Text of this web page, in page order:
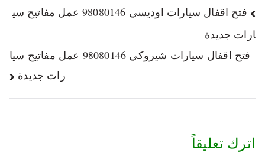
فتح اقفال سيارات اوديسي 98080146‬ عمل مفاتيح سي
ارات جديدة
فتح اقفال سيارات شيروكي 98080146‬ عمل مفاتيح سيا
رات جديدة
اترك تعليقاً